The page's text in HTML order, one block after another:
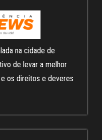
na cidade de
de levar a melhor
os direitos e deveres